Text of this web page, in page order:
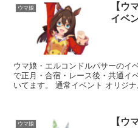
ウマ娘
【ウ
イベ
ウマ娘・エルコンドルパサーのイベント
で正月・合宿・レース後・共通イ
いてます。 通常イベント オリジ
ウマ娘
【ウ